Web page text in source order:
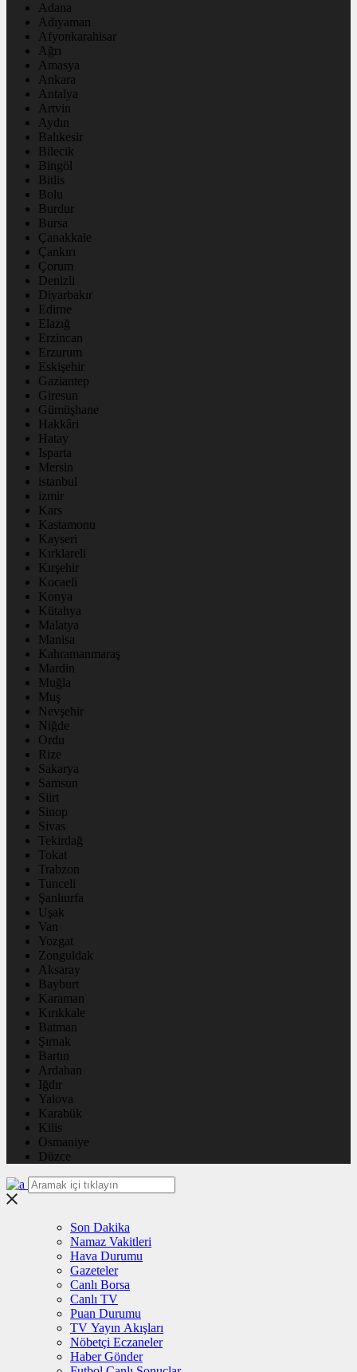
Adana
Adıyaman
Afyonkarahisar
Ağrı
Amasya
Ankara
Antalya
Artvin
Aydın
Balıkesir
Bilecik
Bingöl
Bitlis
Bolu
Burdur
Bursa
Çanakkale
Çankırı
Çorum
Denizli
Diyarbakır
Edirne
Elazığ
Erzincan
Erzurum
Eskişehir
Gaziantep
Giresun
Gümüşhane
Hakkâri
Hatay
Isparta
Mersin
istanbul
izmir
Kars
Kastamonu
Kayseri
Kırklareli
Kırşehir
Kocaeli
Konya
Kütahya
Malatya
Manisa
Kahramanmaraş
Mardin
Muğla
Muş
Nevşehir
Niğde
Ordu
Rize
Sakarya
Samsun
Siirt
Sinop
Sivas
Tekirdağ
Tokat
Trabzon
Tunceli
Şanlıurfa
Uşak
Van
Yozgat
Zonguldak
Aksaray
Bayburt
Karaman
Kırıkkale
Batman
Şırnak
Bartın
Ardahan
Iğdır
Yalova
Karabük
Kilis
Osmaniye
Düzce
Son Dakika
Namaz Vakitleri
Hava Durumu
Gazeteler
Canlı Borsa
Canlı TV
Puan Durumu
TV Yayın Akışları
Nöbetçi Eczaneler
Haber Gönder